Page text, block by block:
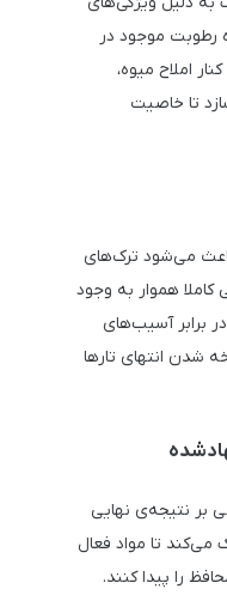
رطوبت موجود در
املاح میوه،
تا خاصیت
می‌شود ترک‌های
هموار به وجود
برابر آسیب‌های
شدن انتهای تارها
بر نتیجه‌ی نهایی
تا مواد فعال
را پیدا کنند.